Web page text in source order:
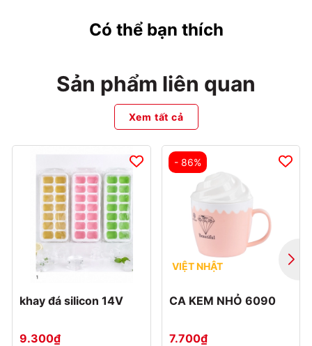
Có thể bạn thích
Sản phẩm liên quan
Xem tất cả
khay đá silicon 14V
9.300₫
- 86%
VIỆT NHẬT
CA KEM NHỎ 6090
7.700₫